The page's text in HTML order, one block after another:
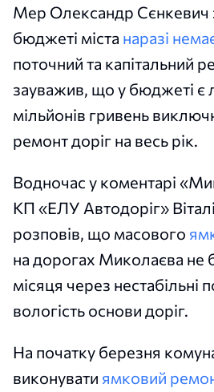
Мер Олександр Сєнкевич
бюджеті міста наразі
поточний та капітальний
зауважив, що у бюджеті є
мільйонів гривень
ремонт доріг на весь рік.
Водночас у коментарі
КП «ЕЛУ Автодоріг»
розповів, що масового
на дорогах Миколаєва не
місяця через нестабільні
вологість основи доріг.
На початку березня
виконувати ямковий